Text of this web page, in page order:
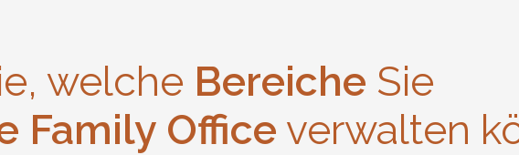
welche Bereiche Sie
Family Office verwalten